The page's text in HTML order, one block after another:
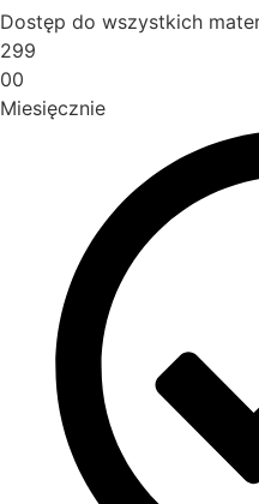
Dostęp do wszystkich
299
00
Miesięcznie